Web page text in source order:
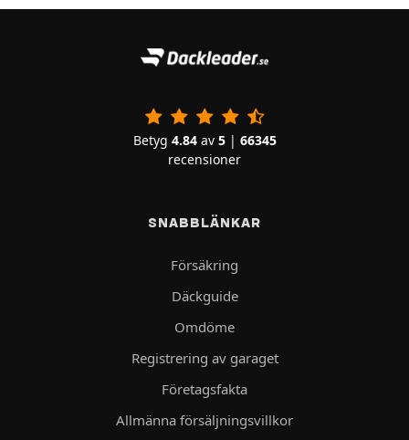
Betyg 4.84av 5| 66345
recensioner
SNABBLÄNKAR
Försäkring
Däckguide
Omdöme
Registrering av garaget
Företagsfakta
Allmänna försäljningsvillkor